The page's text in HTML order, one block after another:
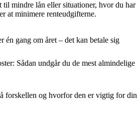
mindre lån eller situationer, hvor du har
at minimere renteudgifterne.
én gang om året – det kan betale sig
Sådan undgår du de mest almindelige
forskellen og hvorfor den er vigtig for din